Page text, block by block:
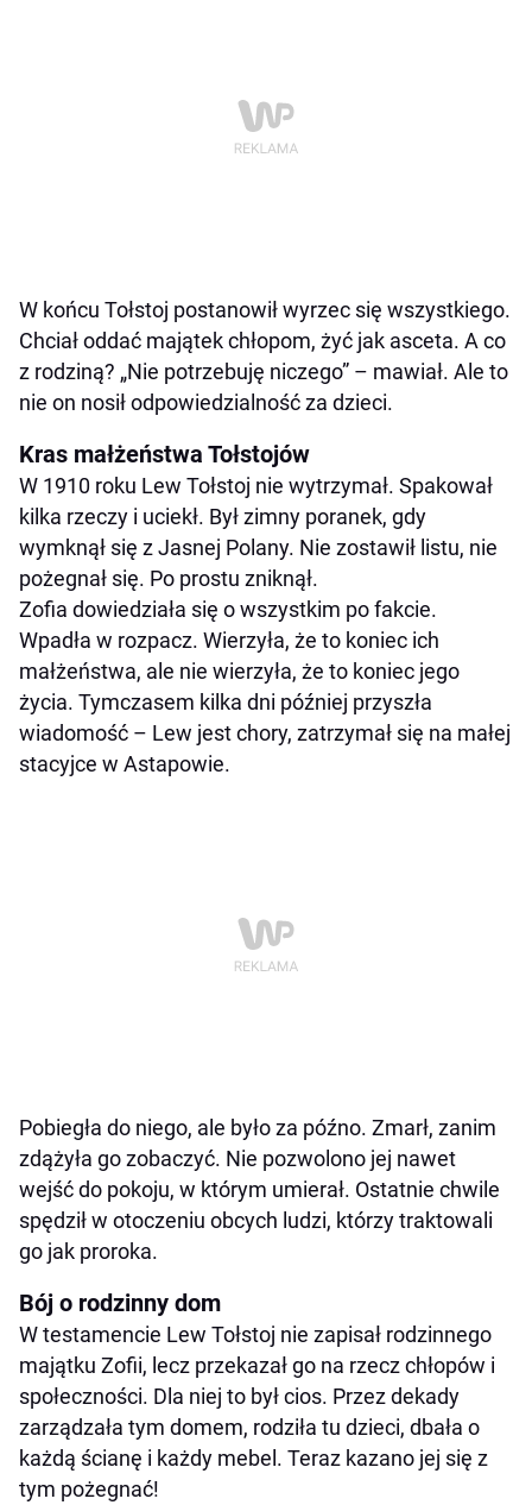
W końcu Tołstoj postanowił wyrzec się wszystkiego.
Chciał oddać majątek chłopom, żyć jak asceta. A co
z rodziną? „Nie potrzebuję niczego” – mawiał. Ale to
nie on nosił odpowiedzialność za dzieci.
Kras małżeństwa Tołstojów
W 1910 roku Lew Tołstoj nie wytrzymał. Spakował
kilka rzeczy i uciekł. Był zimny poranek, gdy
wymknął się z Jasnej Polany. Nie zostawił listu, nie
pożegnał się. Po prostu zniknął.
Zofia dowiedziała się o wszystkim po fakcie.
Wpadła w rozpacz. Wierzyła, że to koniec ich
małżeństwa, ale nie wierzyła, że to koniec jego
życia. Tymczasem kilka dni później przyszła
wiadomość – Lew jest chory, zatrzymał się na małej
stacyjce w Astapowie.
Pobiegła do niego, ale było za późno. Zmarł, zanim
zdążyła go zobaczyć. Nie pozwolono jej nawet
wejść do pokoju, w którym umierał. Ostatnie chwile
spędził w otoczeniu obcych ludzi, którzy traktowali
go jak proroka.
Bój o rodzinny dom
W testamencie Lew Tołstoj nie zapisał rodzinnego
majątku Zofii, lecz przekazał go na rzecz chłopów i
społeczności. Dla niej to był cios. Przez dekady
zarządzała tym domem, rodziła tu dzieci, dbała o
każdą ścianę i każdy mebel. Teraz kazano jej się z
tym pożegnać!